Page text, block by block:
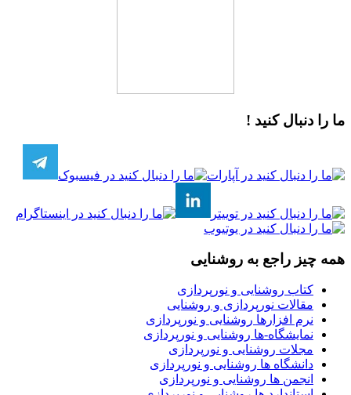
ما را دنبال کنید !
همه چیز راجع به روشنایی
کتاب روشنایی و نورپردازی
مقالات نورپردازی و روشنایی
نرم افزارها روشنایی و نورپردازی
نمایشگاه-ها روشنایی و نورپردازی
مجلات روشنایی و نورپردازی
دانشگاه ها روشنایی و نورپردازی
انجمن ها روشنایی و نورپردازی